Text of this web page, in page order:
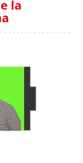
la